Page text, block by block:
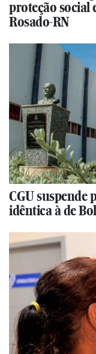
proteção social
Rosado-RN
CGU suspende
idêntica à de